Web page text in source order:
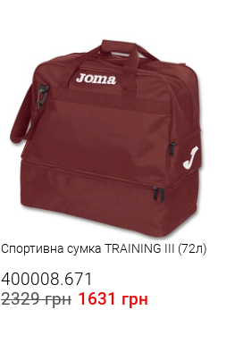
Спортивна сумка TRAINING III (72л)
400008.671
2329 грн 1631 грн